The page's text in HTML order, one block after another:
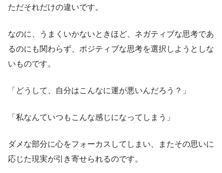
ただそれだけの違いです。
なのに、うまくいかないときほど、ネガティブな思考であ
るのにも関わらず、ポジティブな思考を選択しようとしな
いものです。
「どうして、自分はこんなに運が悪いんだろう？」
「私なんていつもこんな感じになってしまう」
ダメな部分に心をフォーカスしてしまい、またその思いに
応じた現実が引き寄せられるのです。